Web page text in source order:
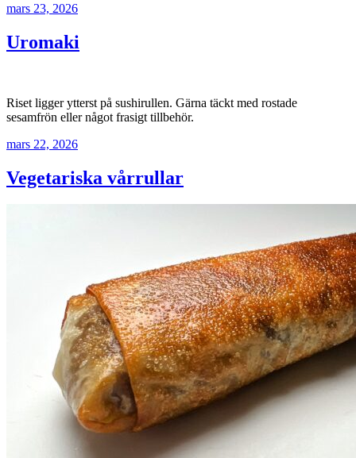
mars 23, 2026
Uromaki
Riset ligger ytterst på sushirullen. Gärna täckt med rostade
sesamfrön eller något frasigt tillbehör.
mars 22, 2026
Vegetariska vårrullar